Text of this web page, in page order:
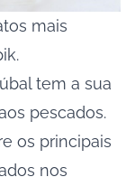
mais
tem a sua
pescados.
os principais
nos